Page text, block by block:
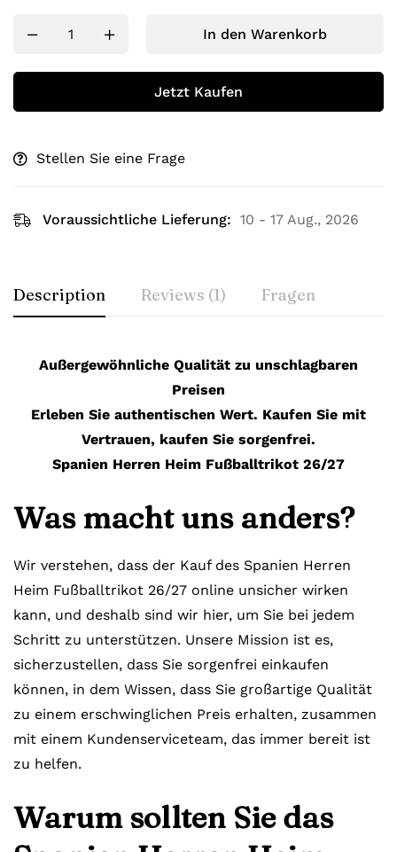
In den Warenkorb
Jetzt Kaufen
Stellen Sie eine Frage
Voraussichtliche Lieferung: 10 - 17 Aug., 2026
Description Reviews (1) Fragen
Außergewöhnliche Qualität zu unschlagbaren
Preisen
Erleben Sie authentischen Wert. Kaufen Sie mit
Vertrauen, kaufen Sie sorgenfrei.
Spanien Herren Heim Fußballtrikot 26/27
Was macht uns anders?
Wir verstehen, dass der Kauf des Spanien Herren
Heim Fußballtrikot 26/27 online unsicher wirken
kann, und deshalb sind wir hier, um Sie bei jedem
Schritt zu unterstützen. Unsere Mission ist es,
sicherzustellen, dass Sie sorgenfrei einkaufen
können, in dem Wissen, dass Sie großartige Qualität
zu einem erschwinglichen Preis erhalten, zusammen
mit einem Kundenserviceteam, das immer bereit ist
zu helfen.
Warum sollten Sie das